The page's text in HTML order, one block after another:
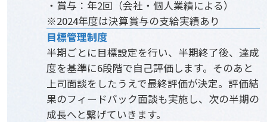
・賞与：年2回（会社・個人業績による）
※2024年度は決算賞与の支給実績あり
目標管理制度
半期ごとに目標設定を行い、半期終了後、達成
度を基準に6段階で自己評価します。そのあと
上司面談をしたうえで最終評価が決定。評価結
果のフィードバック面談も実施し、次の半期の
成長へと繋げていきます。